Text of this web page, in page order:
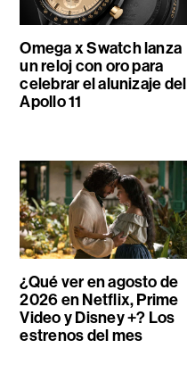
Omega x Swatch lanza
un reloj con oro para
celebrar el alunizaje del
Apollo 11
¿Qué ver en agosto de
2026 en Netflix, Prime
Video y Disney +? Los
estrenos del mes